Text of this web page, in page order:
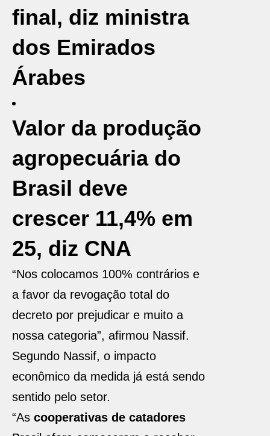
final, diz ministra
dos Emirados
Árabes
Valor da produção
agropecuária do
Brasil deve
crescer 11,4% em
25, diz CNA
“Nos colocamos 100% contrários e
a favor da revogação total do
decreto por prejudicar e muito a
nossa categoria”, afirmou Nassif.
Segundo Nassif, o impacto
econômico da medida já está sendo
sentido pelo setor.
“As cooperativas de catadores